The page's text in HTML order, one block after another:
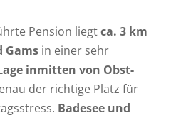
Pension liegtca. 3 km
Gams in einer sehr
inmitten von Obst-
der richtige Platz für
Badesee und